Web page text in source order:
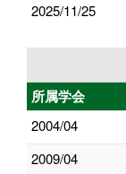
2025/11/25
所属学会
2004/04
2009/04